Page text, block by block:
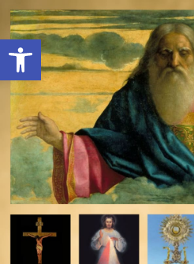
Open toolbar
deomeo-logo
Utwórz konto
Zaloguj